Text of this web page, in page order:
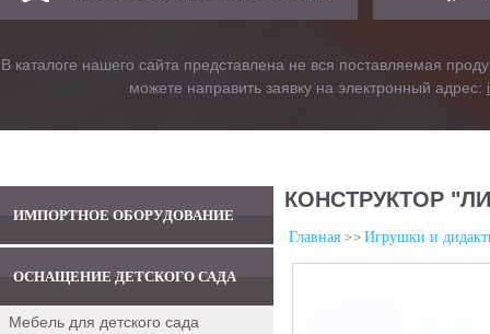
В каталоге нашего сайта представлена не вся поставляемая
можете направить заявку на электронный адрес:
ИМПОРТНОЕ ОБОРУДОВАНИЕ
ОСНАЩЕНИЕ ДЕТСКОГО САДА
Мебель для детского сада
КОНСТРУКТОР
Главная Игрушки и